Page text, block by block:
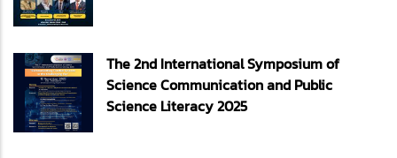
The 2nd International Symposium of
Science Communication and Public
Science Literacy 2025